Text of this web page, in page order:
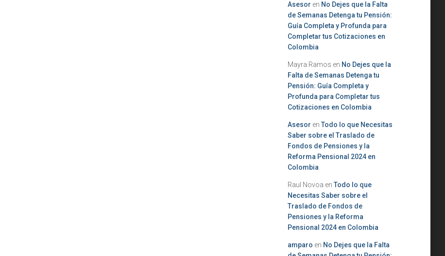
Asesor en No Dejes que la Falta
de Semanas Detenga tu Pensión:
Guía Completa y Profunda para
Completar tus Cotizaciones en
Colombia
Mayra Ramos en No Dejes que la
Falta de Semanas Detenga tu
Pensión: Guía Completa y
Profunda para Completar tus
Cotizaciones en Colombia
Asesor en Todo lo que Necesitas
Saber sobre el Traslado de
Fondos de Pensiones y la
Reforma Pensional 2024 en
Colombia
Raul Novoa en Todo lo que
Necesitas Saber sobre el
Traslado de Fondos de
Pensiones y la Reforma
Pensional 2024 en Colombia
amparo en No Dejes que la Falta